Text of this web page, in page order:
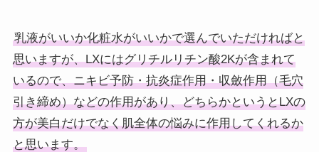
乳液がいいか化粧水がいいかで選んでいただければと
思いますが、LXにはグリチルリチン酸2Kが含まれて
いるので、ニキビ予防・抗炎症作用・収斂作用（毛穴
引き締め）などの作用があり、どちらかというとLXの
方が美白だけでなく肌全体の悩みに作用してくれるか
と思います。